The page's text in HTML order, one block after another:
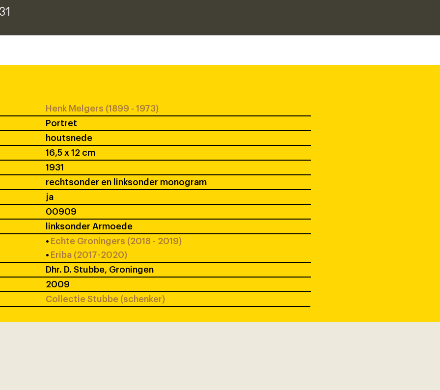
Henk Melgers (1899 - 1973)
Portret
houtsnede
16,5 x 12 cm
1931
rechtsonder en linksonder monogram
ja
00909
linksonder Armoede
• Echte Groningers (2018 - 2019)
• Eriba (2017-2020)
Dhr. D. Stubbe, Groningen
2009
Collectie Stubbe (schenker)